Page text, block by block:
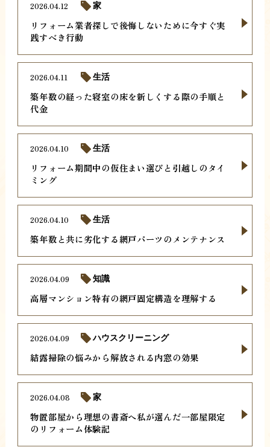
リフォーム業者探しで後悔しないために今すぐ実
践すべき行動
2026.04.12 家
築年数の経った寝室の床を新しくする際の手順と
代金
2026.04.11 生活
リフォーム期間中の仮住まい選びと引越しのタイ
ミング
2026.04.10 生活
築年数と共に劣化する網戸パーツのメンテナンス
2026.04.10 生活
高層マンション特有の網戸固定構造を理解する
2026.04.09 知識
結露掃除の悩みから解放される内窓の効果
2026.04.09 ハウスクリーニング
物置部屋から理想の書斎へ私が選んだ一部屋限定
のリフォーム体験記
2026.04.08 家